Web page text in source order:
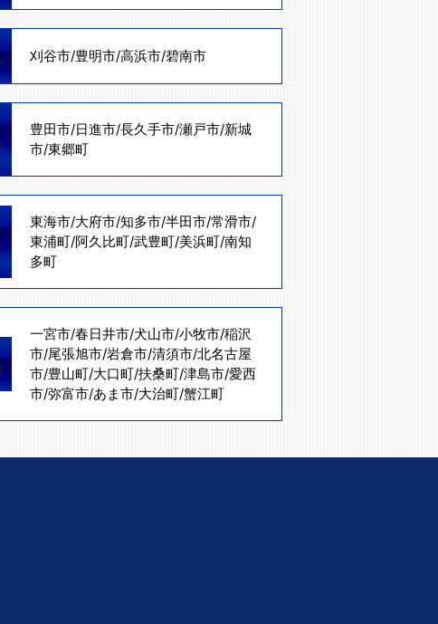
刈谷市/豊明市/高浜市/碧南市
豊田市/日進市/長久手市/瀬戸市/新城
市/東郷町
東海市/大府市/知多市/半田市/常滑市/
東浦町/阿久比町/武豊町/美浜町/南知
多町
一宮市/春日井市/犬山市/小牧市/稲沢
市/尾張旭市/岩倉市/清須市/北名古屋
市/豊山町/大口町/扶桑町/津島市/愛西
市/弥富市/あま市/大治町/蟹江町